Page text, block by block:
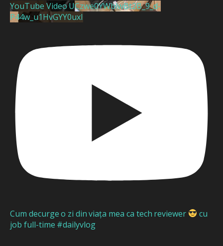
YouTube Video UCzwe0YWblwBt2B_9_d-
P44w_u1HvGYY0uxI
Cum decurge o zi din viața mea ca tech reviewer
cu
job full-time #dailyvlog